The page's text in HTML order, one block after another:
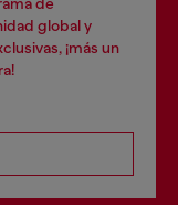
global y
¡más un